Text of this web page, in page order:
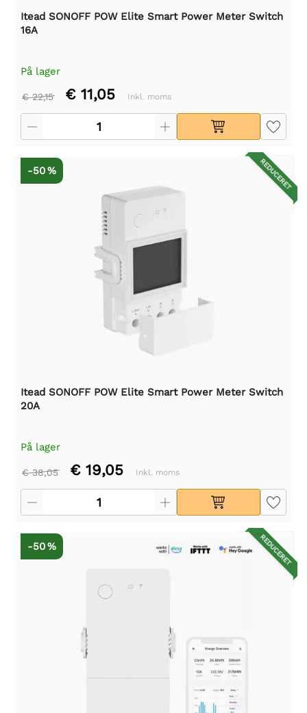
Itead SONOFF POW Elite Smart Power Meter Switch
16A
På lager
€ 22,15 € 11,05 Inkl. moms
REDUCERET
-50 %
Itead SONOFF POW Elite Smart Power Meter Switch
20A
På lager
€ 38,05 € 19,05 Inkl. moms
REDUCERET
-50 %